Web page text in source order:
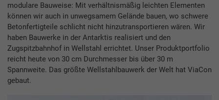
modulare Bauweise: Mit verhältnismäßig leichten Elementen
können wir auch in unwegsamem Gelände bauen, wo schwere
Betonfertigteile schlicht nicht hinzutransportieren wären. Wir
haben Bauwerke in der Antarktis realisiert und den
Zugspitzbahnhof in Wellstahl errichtet. Unser Produktportfolio
reicht heute von 30 cm Durchmesser bis über 30 m
Spannweite. Das größte Wellstahlbauwerk der Welt hat ViaCon
gebaut.